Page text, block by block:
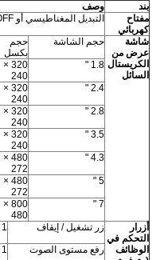
بند وصف
مفتاح
كهربائي
التبديل المغناطيسي أو ON / OFF زر التبديل
شاشة
عرض من
الكريستال
السائل
حجم الشاشة
حجم
بكسل
1.8 "
320 ×
240
2.4 "
320 ×
240
2.8 "
320 ×
240
3.5 "
320 ×
240
4.3 "
480 ×
272
5 "
480 ×
272
7 "
800 ×
480
أزرار
التحكم في
الوظائف
زر تشغيل / إيقاف 1
رفع مستوى الصوت
1